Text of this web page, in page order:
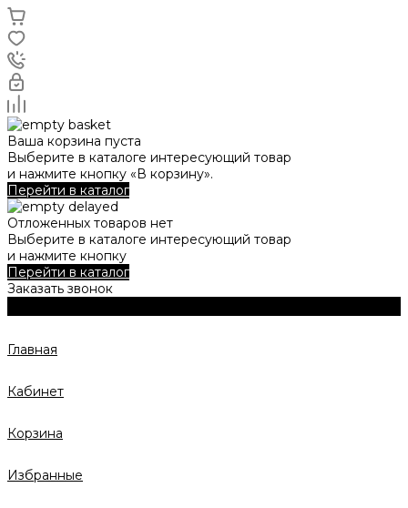
Ваша корзина пуста
Выберите в каталоге интересующий товар
и нажмите кнопку «В корзину».
Перейти в каталог
Отложенных товаров нет
Выберите в каталоге интересующий товар
и нажмите кнопку
Перейти в каталог
Заказать звонок
Главная
Кабинет
Корзина
Избранные